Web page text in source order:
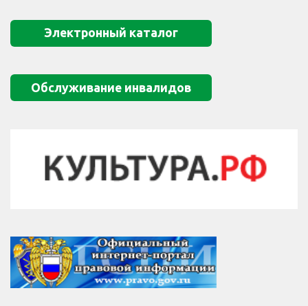
Электронный каталог
Обслуживание инвалидов